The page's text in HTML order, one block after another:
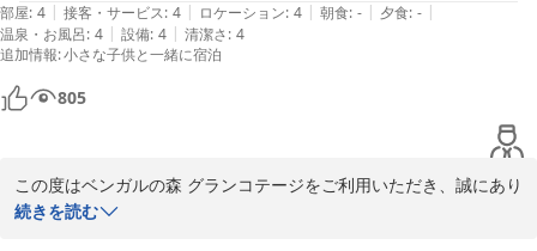
炭と着火剤が不足してしまったので、オーナーさんから万が一の場合の
説明を添えてもらえたらありがたかったです。
焚火体験のプランで実際、使用して良いのかわからず、確認が必要だと
思いました。
とにかく外気温が低く寒かったので、焚火で暖が取れて良かったです。
素泊まり朝食無料プランと記載があったので、朝食を待っていましたが
届かなかったので、そこも確認が必要だと思いました。
持ち込みは自由なので、カップ麺オススメです。身体温まります。
家族旅行での思い出にピッタリでとっても楽しく過ごさせていただきま
部屋: 4 | 接客・サービス: 4 | ロケーション: 4 | 朝食: - | 夕食: - |
温泉・お風呂: 4 | 設備: 4 | 清潔さ: 4
追加情報:小さな子供と一緒に宿泊
805
この度はベンガルの森 グランコテージをご利用いただき、誠にあり
がとうございました。
続きを読む